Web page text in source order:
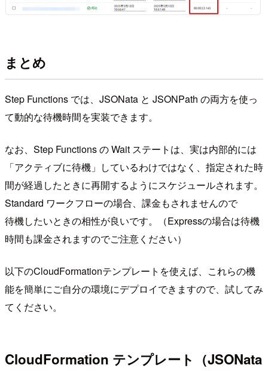
まとめ
Step Functions では、JSONata と JSONPath の両方を使っ
て動的な待機時間を実装できます。
なお、Step Functions の Wait ステートは、実は内部的には
「アクティブに待機」しているわけではなく、指定された時
間が経過したときに再開するようにスケジュールされます。
Standard ワークフローの場合、課金もされませんので
待機したいときの相性が良いです。（Expressの場合は待機
時間も課金されますのでご注意ください）
以下のCloudFormationテンプレートを使えば、これらの機
能を簡単にご自分の環境にデプロイできますので、試してみ
てください。
CloudFormation テンプレート（JSONata